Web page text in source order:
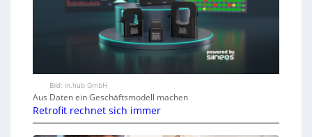
Bild: in.hub GmbH
Aus Daten ein Geschäftsmodell machen
Retrofit rechnet sich immer